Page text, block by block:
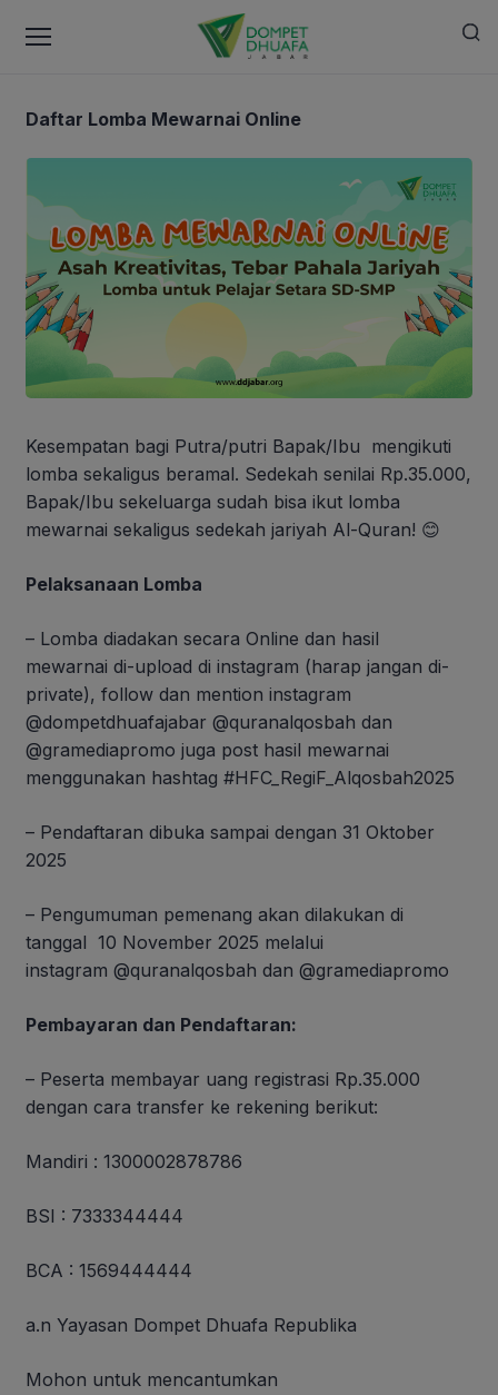
Daftar Lomba Mewarnai Online
Kesempatan bagi Putra/putri Bapak/Ibu mengikuti
lomba sekaligus beramal. Sedekah senilai Rp.35.000,
Bapak/Ibu sekeluarga sudah bisa ikut lomba
mewarnai sekaligus sedekah jariyah Al-Quran! 😊
Pelaksanaan Lomba
– Lomba diadakan secara Online dan hasil
mewarnai di-upload di instagram (harap jangan di-
private), follow dan mention instagram
@dompetdhuafajabar @quranalqosbah dan
@gramediapromo juga post hasil mewarnai
menggunakan hashtag #HFC_RegiF_Alqosbah2025
– Pendaftaran dibuka sampai dengan 31 Oktober
2025
– Pengumuman pemenang akan dilakukan di
tanggal 10 November 2025 melalui
instagram @quranalqosbah dan @gramediapromo
Pembayaran dan Pendaftaran:
– Peserta membayar uang registrasi Rp.35.000
dengan cara transfer ke rekening berikut:
Mandiri : 1300002878786
BSI : 7333344444
BCA : 1569444444
a.n Yayasan Dompet Dhuafa Republika
Mohon untuk mencantumkan